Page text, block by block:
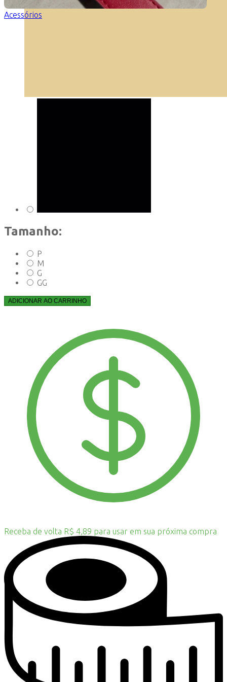
Acessórios
Tamanho:
P
M
G
GG
ADICIONAR AO CARRINHO
Receba de volta R$ 4,89 para usar em sua próxima compra